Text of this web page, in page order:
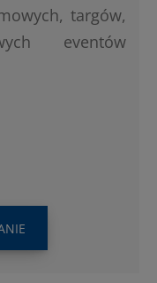
targów,
eventów